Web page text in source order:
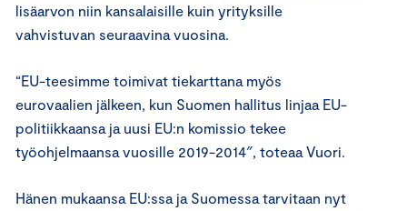
lisäarvon niin kansalaisille kuin yrityksille
vahvistuvan seuraavina vuosina.
“EU-teesimme toimivat tiekarttana myös
eurovaalien jälkeen, kun Suomen hallitus linjaa EU-
politiikkaansa ja uusi EU:n komissio tekee
työohjelmaansa vuosille 2019-2014″, toteaa Vuori.
Hänen mukaansa EU:ssa ja Suomessa tarvitaan nyt